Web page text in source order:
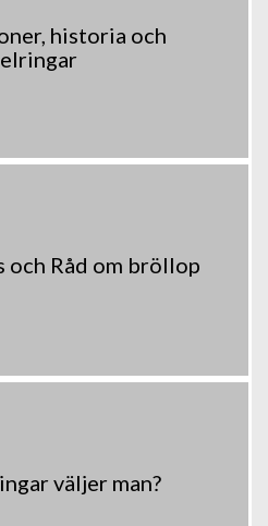
historia och
Råd om bröllop
väljer man?